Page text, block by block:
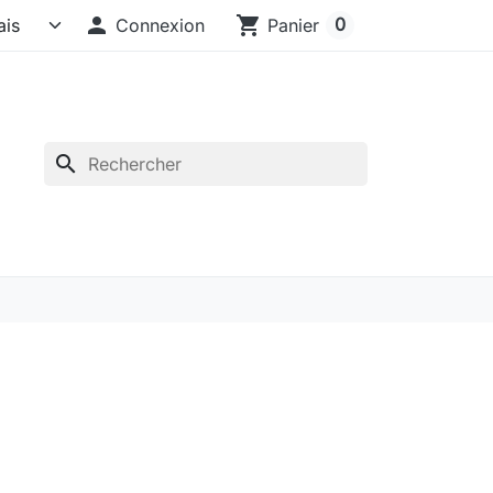
 Connexion shopping_cart Panier 0
search